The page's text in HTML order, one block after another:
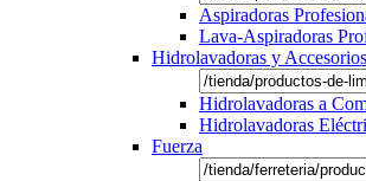
Aspiradoras
Lava-Aspiradoras
Hidrolavadoras y Accesorios
Hidrolavadoras a
Hidrolavadoras
Fuerza